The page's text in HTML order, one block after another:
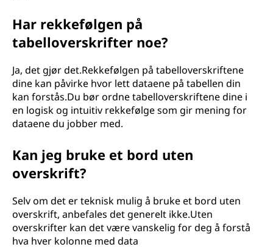
Har rekkefølgen på
tabelloverskrifter noe?
Ja, det gjør det.Rekkefølgen på tabelloverskriftene
dine kan påvirke hvor lett dataene på tabellen din
kan forstås.Du bør ordne tabelloverskriftene dine i
en logisk og intuitiv rekkefølge som gir mening for
dataene du jobber med.
Kan jeg bruke et bord uten
overskrift?
Selv om det er teknisk mulig å bruke et bord uten
overskrift, anbefales det generelt ikke.Uten
overskrifter kan det være vanskelig for deg å forstå
hva hver kolonne med data